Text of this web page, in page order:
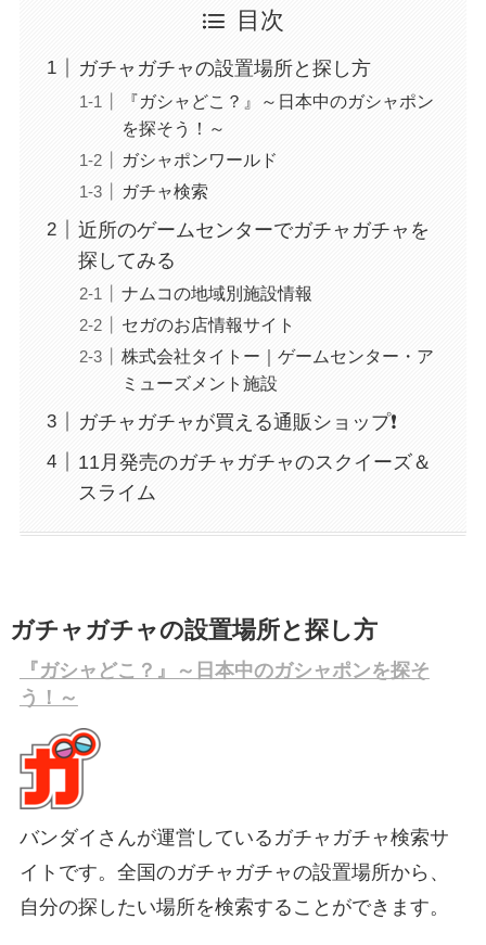
目次
ガチャガチャの設置場所と探し方
『ガシャどこ？』～日本中のガシャポン
を探そう！～
ガシャポンワールド
ガチャ検索
近所のゲームセンターでガチャガチャを
探してみる
ナムコの地域別施設情報
セガのお店情報サイト
株式会社タイトー｜ゲームセンター・ア
ミューズメント施設
ガチャガチャが買える通販ショップ❗️
11月発売のガチャガチャのスクイーズ＆
スライム
ガチャガチャの設置場所と探し方
『ガシャどこ？』～日本中のガシャポンを探そ
う！～
バンダイさんが運営しているガチャガチャ検索サ
イトです。全国のガチャガチャの設置場所から、
自分の探したい場所を検索することができます。